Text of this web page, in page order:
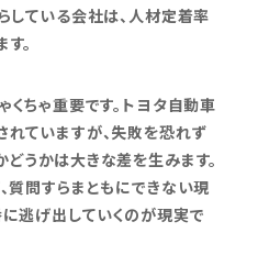
している会社は、人材定着率
。
くちゃ重要です。トヨタ自動車
ていますが、失敗を恐れず
うかは大きな差を生みます。
質問すらまともにできない現
逃げ出していくのが現実で